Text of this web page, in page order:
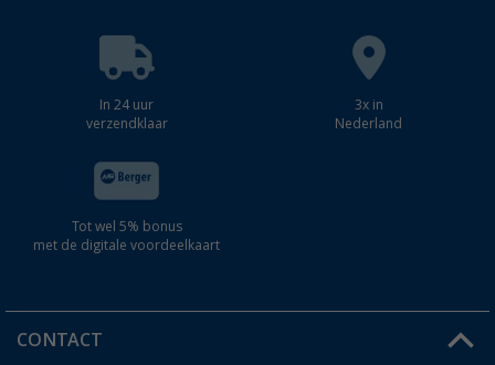
In 24 uur
verzendklaar
3x in
Nederland
Tot wel 5% bonus
met de digitale voordeelkaart
CONTACT